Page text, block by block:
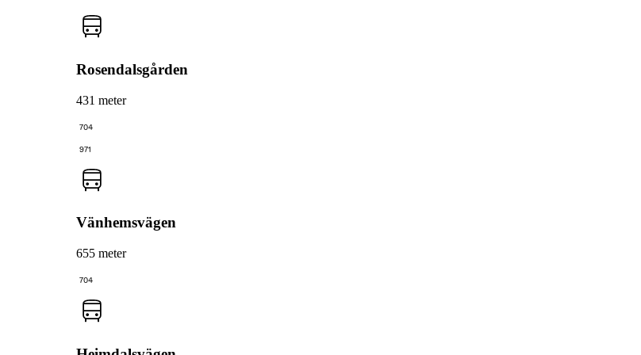
Rosendalsgården
431 meter
704
971
Vänhemsvägen
655 meter
704